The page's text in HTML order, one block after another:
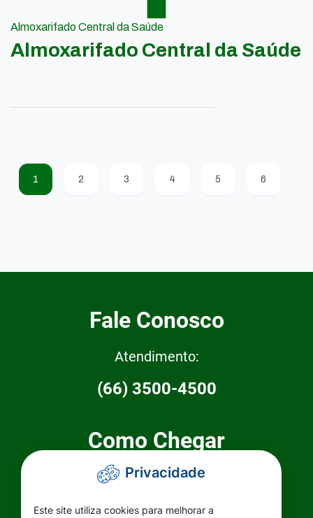
Almoxarifado Central da Saúde
Almoxarifado Central da Saúde
1 2 3 4 5 6
Fale Conosco
Atendimento:
(66) 3500-4500
Como Chegar
Prefeitura Municipal de Primavera do
Privacidade
Este site utiliza cookies para melhorar a